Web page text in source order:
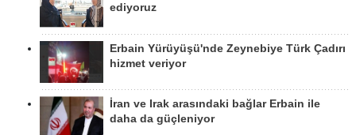
ediyoruz
Erbain Yürüyüşü'nde Zeynebiye Türk Çadırı
hizmet veriyor
İran ve Irak arasındaki bağlar Erbain ile
daha da güçleniyor